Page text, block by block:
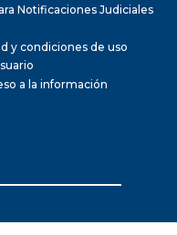
Notificaciones Judiciales
y condiciones de uso
a la información